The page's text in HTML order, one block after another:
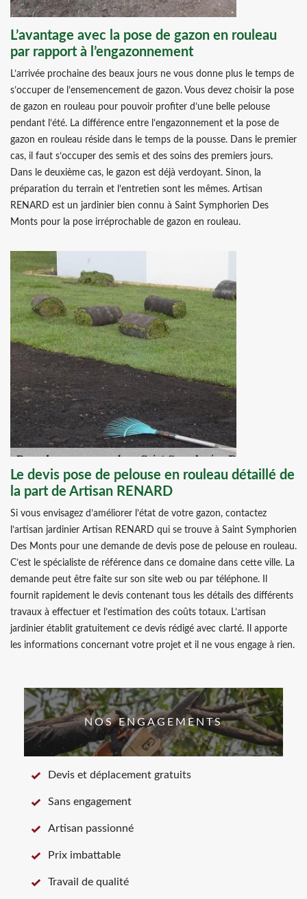
L’avantage avec la pose de gazon en rouleau
par rapport à l’engazonnement
L’arrivée prochaine des beaux jours ne vous donne plus le temps de
s’occuper de l’ensemencement de gazon. Vous devez choisir la pose
de gazon en rouleau pour pouvoir profiter d’une belle pelouse
pendant l’été. La différence entre l’engazonnement et la pose de
gazon en rouleau réside dans le temps de la pousse. Dans le premier
cas, il faut s’occuper des semis et des soins des premiers jours.
Dans le deuxième cas, le gazon est déjà verdoyant. Sinon, la
préparation du terrain et l’entretien sont les mêmes. Artisan
RENARD est un jardinier bien connu à Saint Symphorien Des
Monts pour la pose irréprochable de gazon en rouleau.
Le devis pose de pelouse en rouleau détaillé de
la part de Artisan RENARD
Si vous envisagez d’améliorer l’état de votre gazon, contactez
l’artisan jardinier Artisan RENARD qui se trouve à Saint Symphorien
Des Monts pour une demande de devis pose de pelouse en rouleau.
C’est le spécialiste de référence dans ce domaine dans cette ville. La
demande peut être faite sur son site web ou par téléphone. Il
fournit rapidement le devis contenant tous les détails des différents
travaux à effectuer et l’estimation des coûts totaux. L’artisan
jardinier établit gratuitement ce devis rédigé avec clarté. Il apporte
les informations concernant votre projet et il ne vous engage à rien.
NOS ENGAGEMENTS
Devis et déplacement gratuits
Sans engagement
Artisan passionné
Prix imbattable
Travail de qualité